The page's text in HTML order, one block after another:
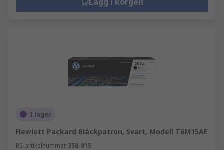
I lager
Hewlett Packard Bläckpatron, Svart, Modell T6M15AE
RS-artikelnummer 358-815